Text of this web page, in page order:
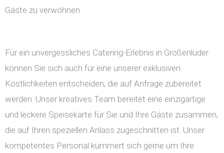
Gäste zu verwöhnen.
Für ein unvergessliches Catering-Erlebnis in Großenlüder
können Sie sich auch für eine unserer exklusiven
Köstlichkeiten entscheiden, die auf Anfrage zubereitet
werden. Unser kreatives Team bereitet eine einzigartige
und leckere Speisekarte für Sie und Ihre Gäste zusammen,
die auf Ihren speziellen Anlass zugeschnitten ist. Unser
kompetentes Personal kümmert sich gerne um Ihre